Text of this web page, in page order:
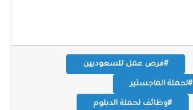
#فرص عمل للسعوديين
#لحملة الماجستير
#وظائف لحملة الدبلوم